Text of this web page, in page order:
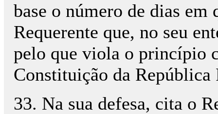
base o número de dias
Requerente que, no seu
pelo que viola o princípio
Constituição da República
33. Na sua defesa, cita o